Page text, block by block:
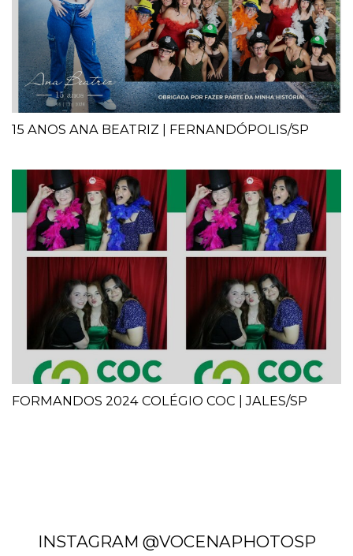
15 ANOS ANA BEATRIZ | FERNANDÓPOLIS/SP
FORMANDOS 2024 COLÉGIO COC | JALES/SP
INSTAGRAM @VOCENAPHOTOSP